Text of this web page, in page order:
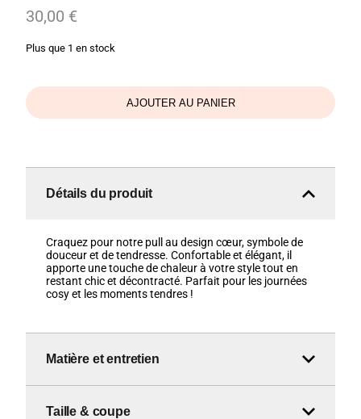
30,00 €
Plus que 1 en stock
AJOUTER AU PANIER
Détails du produit
Craquez pour notre pull au design cœur, symbole de
douceur et de tendresse. Confortable et élégant, il
apporte une touche de chaleur à votre style tout en
restant chic et décontracté. Parfait pour les journées
cosy et les moments tendres !
Matière et entretien
Taille & coupe